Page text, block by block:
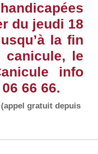
du jeudi 18
la fin
canicule, le
info
66 66.
gratuit depuis